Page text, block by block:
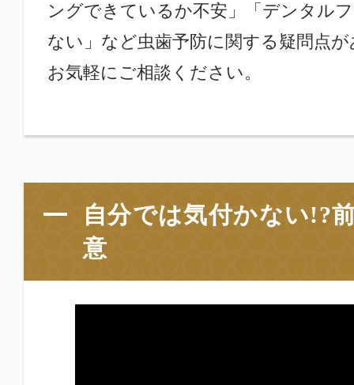
ングできているか不安」「デンタル
ない」など虫歯予防に関する疑問点
お気軽にご相談ください。
自分では気付かない!?
意